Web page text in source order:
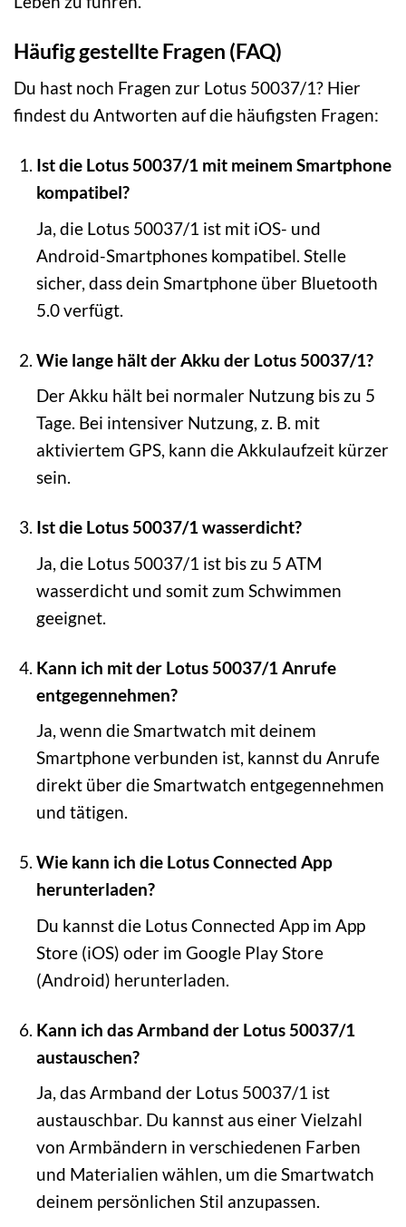
Häufig gestellte Fragen (FAQ)
Du hast noch Fragen zur Lotus 50037/1? Hier
findest du Antworten auf die häufigsten Fragen:
Ist die Lotus 50037/1 mit meinem Smartphone
kompatibel?
Ja, die Lotus 50037/1 ist mit iOS- und
Android-Smartphones kompatibel. Stelle
sicher, dass dein Smartphone über Bluetooth
5.0 verfügt.
Wie lange hält der Akku der Lotus 50037/1?
Der Akku hält bei normaler Nutzung bis zu 5
Tage. Bei intensiver Nutzung, z. B. mit
aktiviertem GPS, kann die Akkulaufzeit kürzer
sein.
Ist die Lotus 50037/1 wasserdicht?
Ja, die Lotus 50037/1 ist bis zu 5 ATM
wasserdicht und somit zum Schwimmen
geeignet.
Kann ich mit der Lotus 50037/1 Anrufe
entgegennehmen?
Ja, wenn die Smartwatch mit deinem
Smartphone verbunden ist, kannst du Anrufe
direkt über die Smartwatch entgegennehmen
und tätigen.
Wie kann ich die Lotus Connected App
herunterladen?
Du kannst die Lotus Connected App im App
Store (iOS) oder im Google Play Store
(Android) herunterladen.
Kann ich das Armband der Lotus 50037/1
austauschen?
Ja, das Armband der Lotus 50037/1 ist
austauschbar. Du kannst aus einer Vielzahl
von Armbändern in verschiedenen Farben
und Materialien wählen, um die Smartwatch
deinem persönlichen Stil anzupassen.